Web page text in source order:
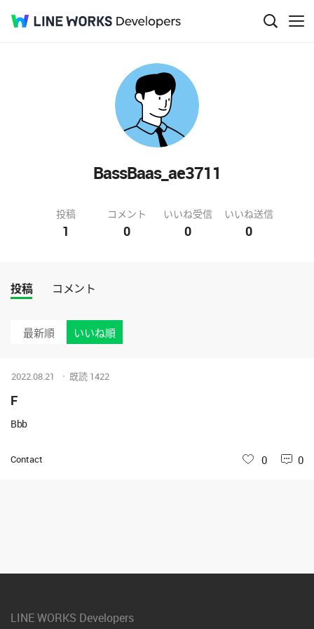
BassBaas_ae3711
投稿
1
コメント
0
いいね受信
0
いいね送信
0
投稿 コメント
最新順 いいね順
F
Bbb
Contact
2022.08.21 既読 1422
いいね
0 0
LINE WORKS Developers